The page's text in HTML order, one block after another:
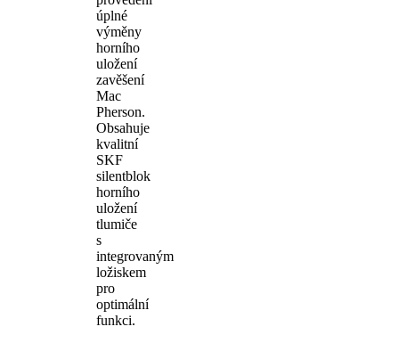
úplné
výměny
horního
uložení
zavěšení
Mac
Pherson.
Obsahuje
kvalitní
SKF
silentblok
horního
uložení
tlumiče
s
integrovaným
ložiskem
pro
optimální
funkci.